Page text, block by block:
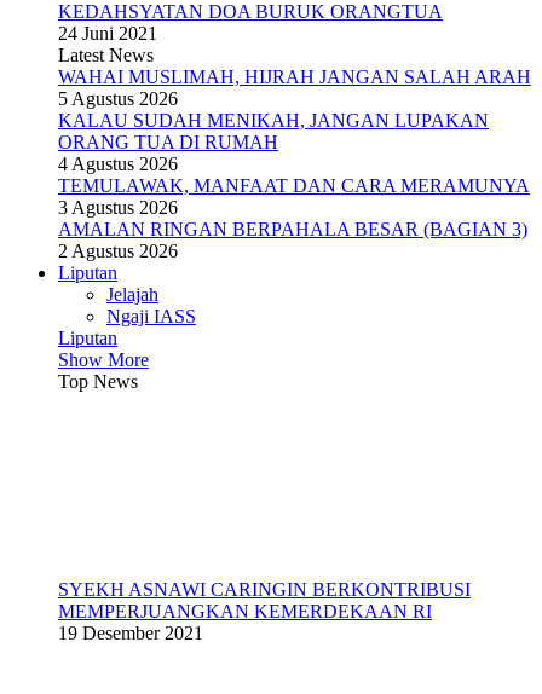
KEDAHSYATAN DOA BURUK ORANGTUA
24 Juni 2021
Latest News
WAHAI MUSLIMAH, HIJRAH JANGAN SALAH ARAH
5 Agustus 2026
KALAU SUDAH MENIKAH, JANGAN LUPAKAN
ORANG TUA DI RUMAH
4 Agustus 2026
TEMULAWAK, MANFAAT DAN CARA MERAMUNYA
3 Agustus 2026
AMALAN RINGAN BERPAHALA BESAR (BAGIAN 3)
2 Agustus 2026
Liputan
Jelajah
Ngaji IASS
Liputan
Show More
Top News
SYEKH ASNAWI CARINGIN BERKONTRIBUSI
MEMPERJUANGKAN KEMERDEKAAN RI
19 Desember 2021